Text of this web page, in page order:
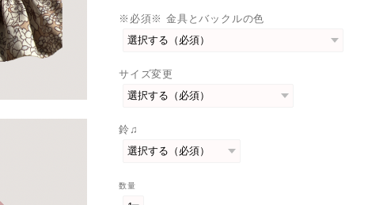
※必須※ 金具とバックルの色
サイズ変更
鈴♫
数量